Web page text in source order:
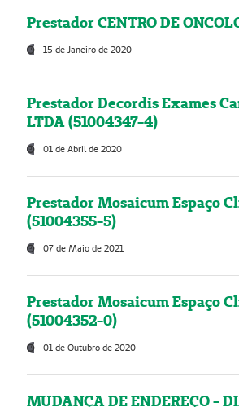
Prestador CENTRO DE
15 de Janeiro de 2020
Prestador Decordis Exames
LTDA (51004347-4)
01 de Abril de 2020
Prestador Mosaicum Espaço
(51004355-5)
07 de Maio de 2021
Prestador Mosaicum Espaço
(51004352-0)
01 de Outubro de 2020
MUDANÇA DE ENDEREÇO -